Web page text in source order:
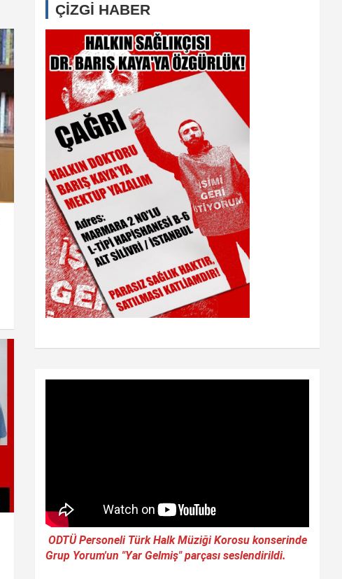
ÇİZGİ HABER
ODTÜ Personeli Türk Halk Müziği Korosu konserinde
Grup Yorum'un "Yar Gelmiş" parçası seslendirildi.